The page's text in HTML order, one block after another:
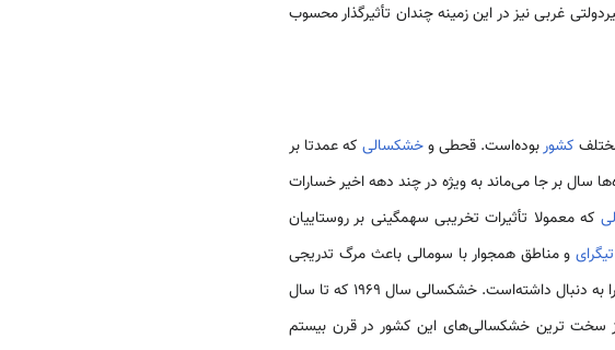
غربی نیز در این زمینه چندان تأثیرگذار محسوب
کشوربوده‌است. قحطی وخشکسالیکه عمدتا بر
سال بر جا می‌ماند به ویژه در چند دهه اخیر خسارات
که معمولا تأثیرات تخریبی سهمگینی بر روستاییان
تیگرایو مناطق همجوار با سومالی باعث مرگ تدریجی
شده و تلف شدن دسته جات عظیمی از احشام را به دنبال داشته‌است. خشکسالی سال 1969 که تا سال
سخت ترین خشکسالی‌های این کشور در قرن بیستم